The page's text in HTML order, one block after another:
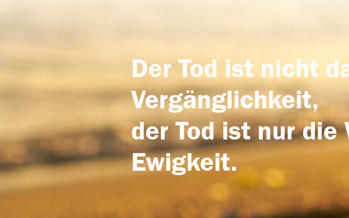
Der Tod ist nicht
Vergänglichkeit,
der Tod ist nur die
Ewigkeit.